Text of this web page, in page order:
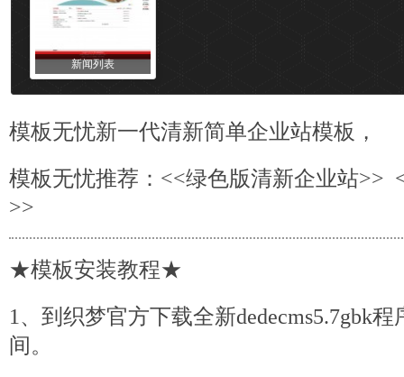
新闻列表
模板无忧新一代清新简单企业站模板，
模板无忧推荐：<<绿色版清新企业站>>
>>
★模板安装教程★
1、到织梦官方下载全新dedecms5.7gbk
间。